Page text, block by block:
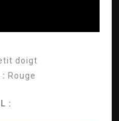
doigt
: Rouge
: